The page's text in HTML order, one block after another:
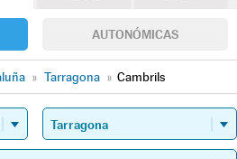
AUTONÓMICAS
» Tarragona » Cambrils